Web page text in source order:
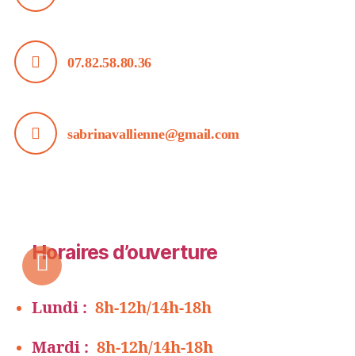
07.82.58.80.36
sabrinavallienne@gmail.com
Horaires d’ouverture
Lundi : 8h-12h/14h-18h
Mardi : 8h-12h/14h-18h